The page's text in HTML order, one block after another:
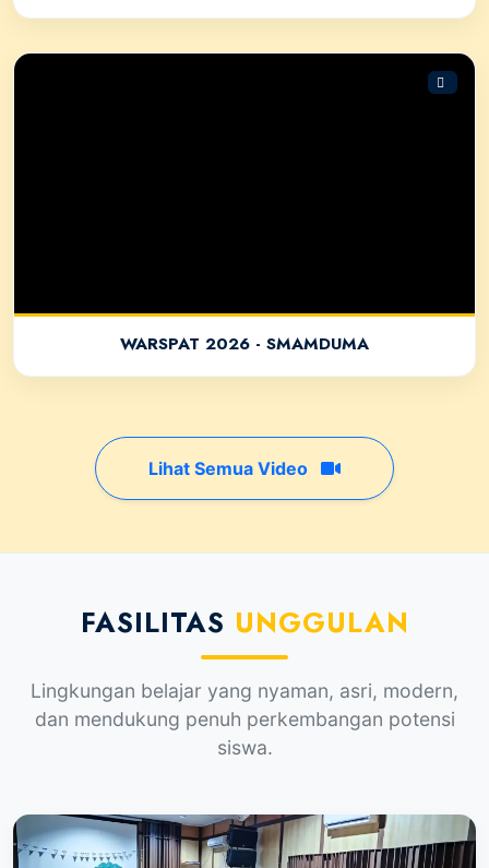
WARSPAT 2026 - SMAMDUMA
Lihat Semua Video
FASILITAS UNGGULAN
Lingkungan belajar yang nyaman, asri, modern,
dan mendukung penuh perkembangan potensi
siswa.